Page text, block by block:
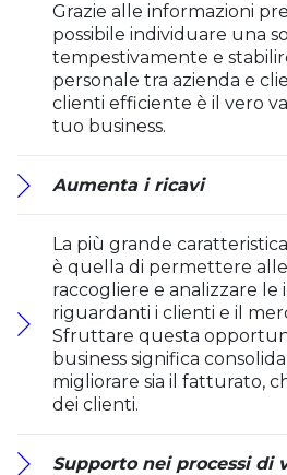
Grazie alle informazioni
possibile individuare una
tempestivamente e
personale tra azienda e
clienti efficiente è il vero
tuo business.
Aumenta i ricavi
La più grande
è quella di permettere
raccogliere e analizzare le
riguardanti i clienti e il
Sfruttare questa
business significa
migliorare sia il fatturato,
dei clienti.
Supporto nei processi di